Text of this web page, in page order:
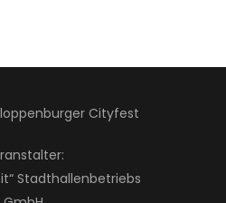
Cityfest
Stadthallenbetriebs